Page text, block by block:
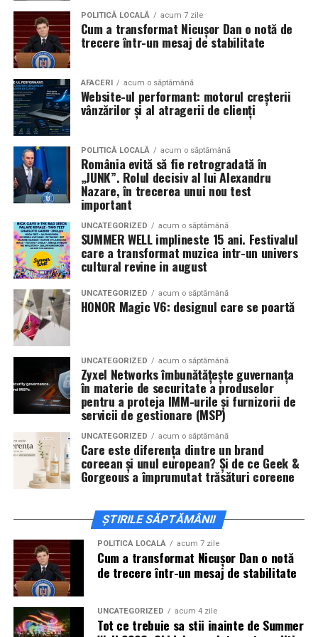
Pe11 februarieva avea loc proiecția specială
mea”de la Cinema City din City Park Constanța,de la
18:30, unde
regizorul Paul Decu și actrița Azaleea
Necula, originari din Constanța și împrejurimi, vor
prezenta filmul alături de colegii lor
Alexandra Răduță și Gabriel Vatavu.
Cinema City Shopping City Galați
12 februarie de la 18:30la întâlnirea cu actrițele
State și Azaleea Necula și regizorul Paul Decu.
Pe 13 februarie la ora 18:30, spectatorii dinIași
invitați la proiecția specială din
Mall, alături de regizorulPaul Decuși de
actoriiGabriel Vatavu, Sergiu Costache, Azaleea
Necula, Alexandra Răduță.
De „Ziua Îndrăgostiților”, pe14 februarie, în Cinema
City Iulius Mall Suceava, de la 18:30, spectatorii sunt
invitați la film alături de regizorul
actoriiSergiu Costache, Vlad si Oana Gherman,
Alexandra Răduță.
Cineplexx Băneasa Shopping City
Bucureștigăzduiește o proiecție specială în prezența
întregii echipe pe15 februarie, de la 17:30.
ÎnCraiova , regizorul Paul Decuși actorii Sergiu
Costache, Azaleea Necula și Oana Gherman vor
Mall pe 16 februarie de la ora 18:00.
ActoriiVlad Gherman, Oana Gherman și Ioana
Ginghinăvin la întâlnirea cu publicul dinCinema City
Vivo! Pitești pe 17 februarie, de la 18:30și vor
participa la o discuție după proiecție, alături de
regizorulPaul Decu.
POLITICĂ LOCALĂ acum 7 zile
Cum a transformat Nicușor Dan o notă de
trecere într-un mesaj de stabilitate
AFACERI acum o săptămână
Website-ul performant: motorul creșterii
vânzărilor și al atragerii de clienți
POLITICĂ LOCALĂ acum o săptămână
România evită să fie retrogradată în
„JUNK”. Rolul decisiv al lui Alexandru
Nazare, în trecerea unui nou test
important
UNCATEGORIZED acum o săptămână
SUMMER WELL implineste 15 ani. Festivalul
care a transformat muzica intr-un univers
cultural revine in august
UNCATEGORIZED acum o săptămână
HONOR Magic V6: designul care se poartă
UNCATEGORIZED acum o săptămână
Zyxel Networks îmbunătățește guvernanța
în materie de securitate a produselor
pentru a proteja IMM-urile și furnizorii de
servicii de gestionare (MSP)
UNCATEGORIZED acum o săptămână
Care este diferența dintre un brand
coreean și unul european? Și de ce Geek &
Gorgeous a împrumutat trăsături coreene
ȘTIRILE SĂPTĂMÂNII
POLITICĂ LOCALĂ acum 7 zile
Cum a transformat Nicușor Dan o notă
de trecere într-un mesaj de stabilitate
UNCATEGORIZED acum 4 zile
Tot ce trebuie sa stii inainte de Summer